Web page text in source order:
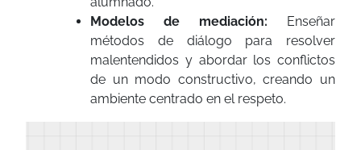
Modelos de mediación: Enseñar
métodos de diálogo para resolver
malentendidos y abordar los conflictos
de un modo constructivo, creando un
ambiente centrado en el respeto.